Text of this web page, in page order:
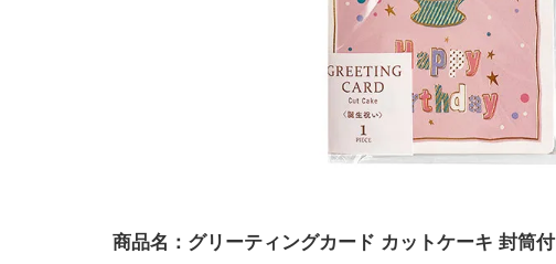
商品名：グリーティングカード カットケーキ 封筒付